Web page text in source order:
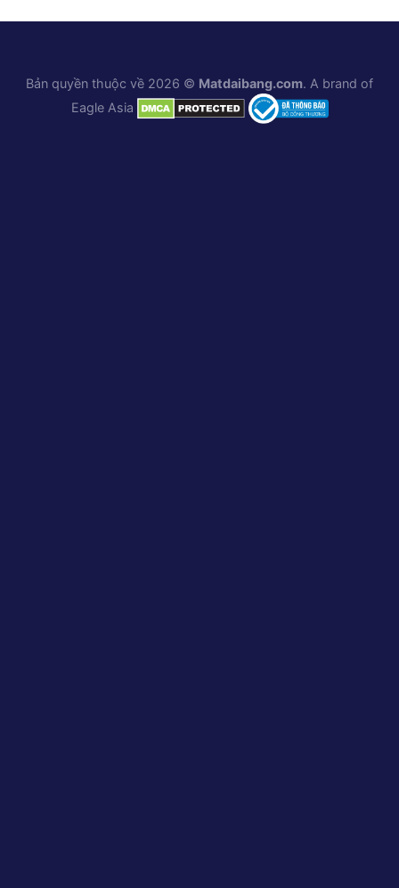
Bản quyền thuộc về 2026 © Matdaibang.com. A brand of
Eagle Asia